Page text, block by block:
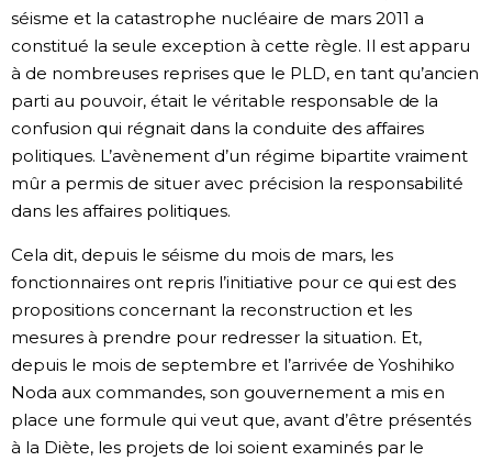
séisme et la catastrophe nucléaire de mars 2011 a
constitué la seule exception à cette règle. Il est apparu
à de nombreuses reprises que le PLD, en tant qu’ancien
parti au pouvoir, était le véritable responsable de la
confusion qui régnait dans la conduite des affaires
politiques. L’avènement d’un régime bipartite vraiment
mûr a permis de situer avec précision la responsabilité
dans les affaires politiques.
Cela dit, depuis le séisme du mois de mars, les
fonctionnaires ont repris l’initiative pour ce qui est des
propositions concernant la reconstruction et les
mesures à prendre pour redresser la situation. Et,
depuis le mois de septembre et l’arrivée de Yoshihiko
Noda aux commandes, son gouvernement a mis en
place une formule qui veut que, avant d’être présentés
à la Diète, les projets de loi soient examinés par le